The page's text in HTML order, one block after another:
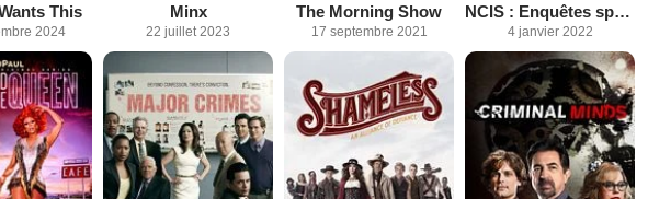
This
2024
Minx
22 juillet 2023
The Morning Show
17 septembre 2021
NCIS : Enquêtes spéciales
4 janvier 2022